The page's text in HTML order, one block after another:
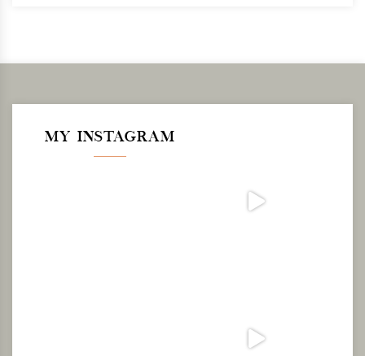
MY INSTAGRAM